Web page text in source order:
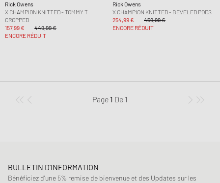
Rick Owens
X CHAMPION KNITTED - TOMMY T
CROPPED
157,99 €
449,99 €
ENCORE RÉDUIT
Rick Owens
X CHAMPION KNITTED - BEVELED PODS
254,99 €
459,99 €
ENCORE RÉDUIT
Page 1 De 1
BULLETIN D'INFORMATION
Bénéficiez d'une 5% remise de bienvenue et des Updates sur les